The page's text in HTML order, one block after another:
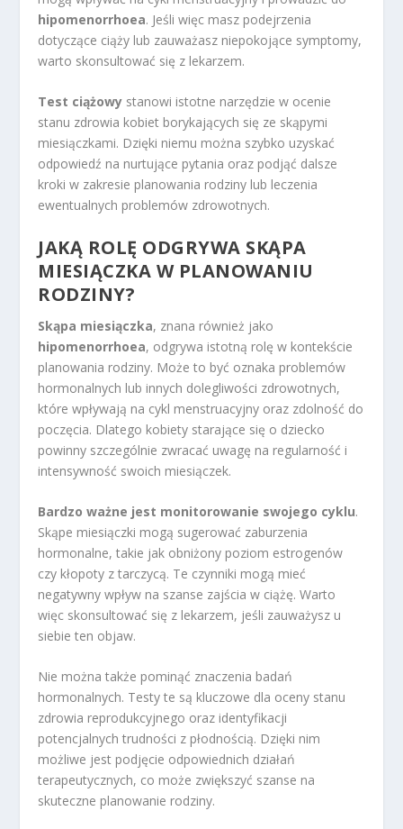
hipomenorrhoea. Jeśli więc masz podejrzenia
dotyczące ciąży lub zauważasz niepokojące symptomy,
warto skonsultować się z lekarzem.
Test ciążowy stanowi istotne narzędzie w ocenie
stanu zdrowia kobiet borykających się ze skąpymi
miesiączkami. Dzięki niemu można szybko uzyskać
odpowiedź na nurtujące pytania oraz podjąć dalsze
kroki w zakresie planowania rodziny lub leczenia
ewentualnych problemów zdrowotnych.
JAKĄ ROLĘ ODGRYWA SKĄPA
MIESIĄCZKA W PLANOWANIU
RODZINY?
Skąpa miesiączka, znana również jako
hipomenorrhoea, odgrywa istotną rolę w kontekście
planowania rodziny. Może to być oznaka problemów
hormonalnych lub innych dolegliwości zdrowotnych,
które wpływają na cykl menstruacyjny oraz zdolność do
poczęcia. Dlatego kobiety starające się o dziecko
powinny szczególnie zwracać uwagę na regularność i
intensywność swoich miesiączek.
Bardzo ważne jest monitorowanie swojego cyklu.
Skąpe miesiączki mogą sugerować zaburzenia
hormonalne, takie jak obniżony poziom estrogenów
czy kłopoty z tarczycą. Te czynniki mogą mieć
negatywny wpływ na szanse zajścia w ciążę. Warto
więc skonsultować się z lekarzem, jeśli zauważysz u
siebie ten objaw.
Nie można także pominąć znaczenia badań
hormonalnych. Testy te są kluczowe dla oceny stanu
zdrowia reprodukcyjnego oraz identyfikacji
potencjalnych trudności z płodnością. Dzięki nim
możliwe jest podjęcie odpowiednich działań
terapeutycznych, co może zwiększyć szanse na
skuteczne planowanie rodziny.